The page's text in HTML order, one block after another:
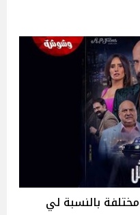
بالنسبة لي